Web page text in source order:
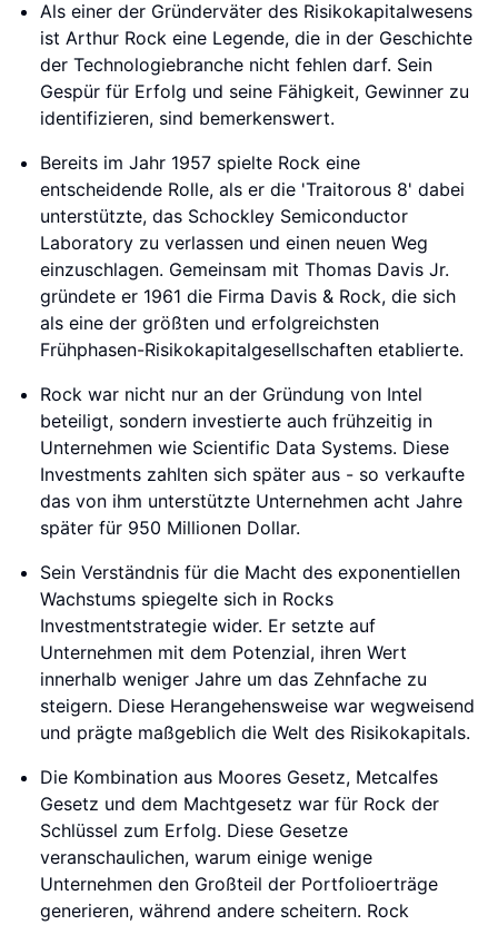
Als einer der Gründerväter des Risikokapitalwesens
ist Arthur Rock eine Legende, die in der Geschichte
der Technologiebranche nicht fehlen darf. Sein
Gespür für Erfolg und seine Fähigkeit, Gewinner zu
identifizieren, sind bemerkenswert.
Bereits im Jahr 1957 spielte Rock eine
entscheidende Rolle, als er die 'Traitorous 8' dabei
unterstützte, das Schockley Semiconductor
Laboratory zu verlassen und einen neuen Weg
einzuschlagen. Gemeinsam mit Thomas Davis Jr.
gründete er 1961 die Firma Davis & Rock, die sich
als eine der größten und erfolgreichsten
Frühphasen-Risikokapitalgesellschaften etablierte.
Rock war nicht nur an der Gründung von Intel
beteiligt, sondern investierte auch frühzeitig in
Unternehmen wie Scientific Data Systems. Diese
Investments zahlten sich später aus - so verkaufte
das von ihm unterstützte Unternehmen acht Jahre
später für 950 Millionen Dollar.
Sein Verständnis für die Macht des exponentiellen
Wachstums spiegelte sich in Rocks
Investmentstrategie wider. Er setzte auf
Unternehmen mit dem Potenzial, ihren Wert
innerhalb weniger Jahre um das Zehnfache zu
steigern. Diese Herangehensweise war wegweisend
und prägte maßgeblich die Welt des Risikokapitals.
Die Kombination aus Moores Gesetz, Metcalfes
Gesetz und dem Machtgesetz war für Rock der
Schlüssel zum Erfolg. Diese Gesetze
veranschaulichen, warum einige wenige
Unternehmen den Großteil der Portfolioerträge
generieren, während andere scheitern. Rock